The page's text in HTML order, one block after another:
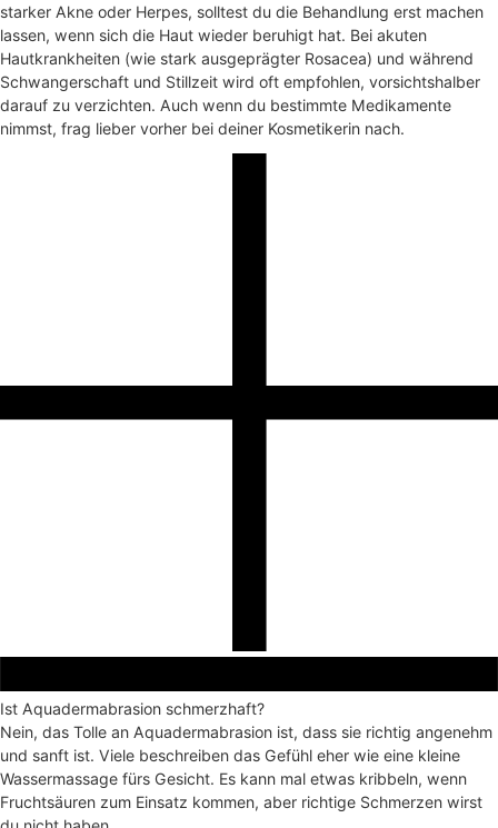
starker Akne oder Herpes, solltest du die Behandlung erst machen
lassen, wenn sich die Haut wieder beruhigt hat. Bei akuten
Hautkrankheiten (wie stark ausgeprägter Rosacea) und während
Schwangerschaft und Stillzeit wird oft empfohlen, vorsichtshalber
darauf zu verzichten. Auch wenn du bestimmte Medikamente
nimmst, frag lieber vorher bei deiner Kosmetikerin nach.
Ist Aquadermabrasion schmerzhaft?
Nein, das Tolle an Aquadermabrasion ist, dass sie richtig angenehm
und sanft ist. Viele beschreiben das Gefühl eher wie eine kleine
Wassermassage fürs Gesicht. Es kann mal etwas kribbeln, wenn
Fruchtsäuren zum Einsatz kommen, aber richtige Schmerzen wirst